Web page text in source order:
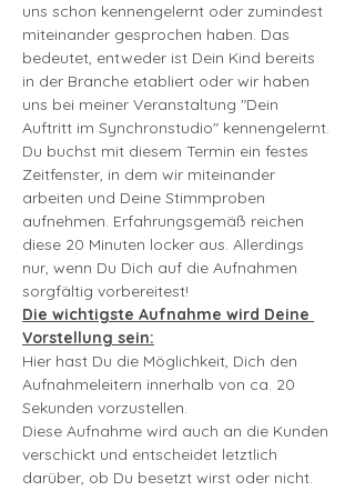
uns schon kennengelernt oder zumindest
miteinander gesprochen haben. Das
bedeutet, entweder ist Dein Kind bereits
in der Branche etabliert oder wir haben
uns bei meiner Veranstaltung "Dein
Auftritt im Synchronstudio" kennengelernt.
Du buchst mit diesem Termin ein festes
Zeitfenster, in dem wir miteinander
arbeiten und Deine Stimmproben
aufnehmen. Erfahrungsgemäß reichen
diese 20 Minuten locker aus. Allerdings
nur, wenn Du Dich auf die Aufnahmen
sorgfältig vorbereitest!
Die wichtigste Aufnahme wird Deine
Vorstellung sein:
Hier hast Du die Möglichkeit, Dich den
Aufnahmeleitern innerhalb von ca. 20
Sekunden vorzustellen.
Diese Aufnahme wird auch an die Kunden
verschickt und entscheidet letztlich
darüber, ob Du besetzt wirst oder nicht.